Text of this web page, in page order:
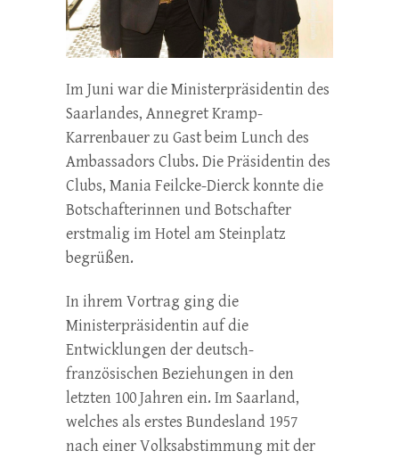
Im Juni war die Ministerpräsidentin des
Saarlandes, Annegret Kramp-
Karrenbauer zu Gast beim Lunch des
Ambassadors Clubs. Die Präsidentin des
Clubs, Mania Feilcke-Dierck konnte die
Botschafterinnen und Botschafter
erstmalig im Hotel am Steinplatz
begrüßen.
In ihrem Vortrag ging die
Ministerpräsidentin auf die
Entwicklungen der deutsch-
französischen Beziehungen in den
letzten 100 Jahren ein. Im Saarland,
welches als erstes Bundesland 1957
nach einer Volksabstimmung mit der